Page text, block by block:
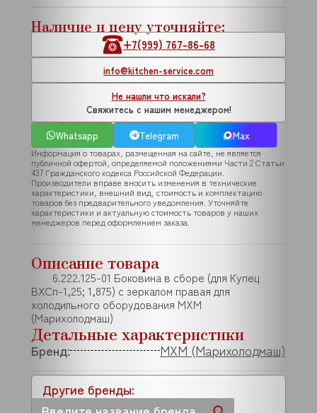
Другие бренды:
Наличие и цену уточняйте:
+7(999) 767-86-68
info@kitchen-service.com
Не нашли что искали?
Свяжитесь с нашим менеджером!
Whatsapp
Telegram Max
Информация о товарах, размещенная на сайте, не является
публичной офертой, определяемой положениями Части 2 Статьи
437 Гражданского кодекса Российской Федерации.
Производители вправе вносить изменения в технические
характеристики, внешний вид, стоимость и комплектацию
товаров без предварительного уведомления. Уточняйте
характеристики и актуальную стоимость товаров у наших
менеджеров перед оформлением заказа.
Описание товара
6.222.125-01 Боковина в сборе (для Купец
ВХСп-1,25; 1,875) с зеркалом правая для
холодильного оборудования МХМ
(Марихолодмаш)
Детальные характеристики
Бренд: МХМ (Марихолодмаш)